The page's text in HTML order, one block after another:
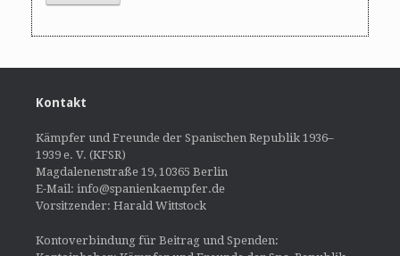
Kontakt
Kämpfer und Freunde der Spanischen Republik 1936–
1939 e. V. (KFSR)
Magdalenenstraße 19, 10365 Berlin
E-Mail: info@spanienkaempfer.de
Vorsitzender: Harald Wittstock
Kontoverbindung für Beitrag und Spenden: